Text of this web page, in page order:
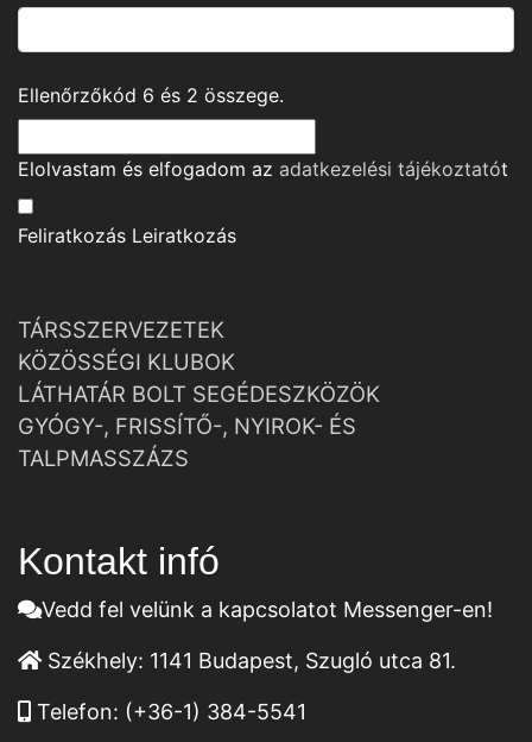
Ellenőrzőkód 6 és 2 összege.
Elolvastam és elfogadom az adatkezelési tájékoztatót
Feliratkozás Leiratkozás
TÁRSSZERVEZETEK
KÖZÖSSÉGI KLUBOK
LÁTHATÁR BOLT SEGÉDESZKÖZÖK
GYÓGY-, FRISSÍTŐ-, NYIROK- ÉS
TALPMASSZÁZS
Kontakt infó
Vedd fel velünk a kapcsolatot Messenger-en!
Székhely: 1141 Budapest, Szugló utca 81.
Telefon: (+36-1) 384-5541